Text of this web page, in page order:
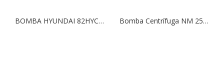
BOMBA HYUNDAI 82HYCPM158 220V 1HP 1″X1″ Bomba Centrífuga NM 25/20B | 3,0 HP | 380 V.